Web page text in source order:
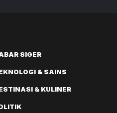
SIGER
& SAINS
& KULINER